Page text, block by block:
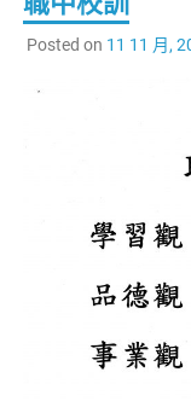
Posted on 11 11 月,